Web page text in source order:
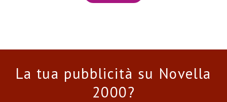
La tua pubblicità su Novella
2000?